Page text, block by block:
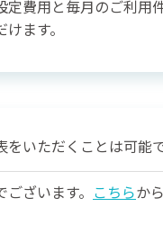
定費用と毎月のご利用
けます。
をいただくことは可能
ございます。 こちらか